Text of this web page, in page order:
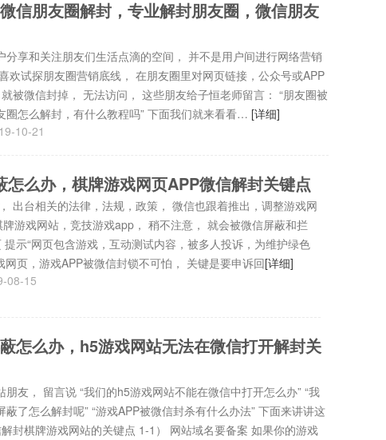
信朋友圈解封，专业解封朋友圈，微信朋友
分享和关注朋友们生活点滴的空间， 并不是用户间进行网络营销
欢试探朋友圈营销底线， 在朋友圈里对网页链接，公众号或APP
被微信封掉， 无法访问， 这些朋友给子恒老师留言： “朋友圈被
圈怎么解封，有什么教程吗” 下面我们就来看看… [详细]
10-21
怎么办，棋牌游戏网页APP微信解封关键点
出台相关的法律，法规，政策， 微信也跟着推出，调整游戏网
游戏网站，竞技游戏app， 稍不注意， 就会被微信屏蔽和拦
示“网页包含游戏，互动测试内容，被多人投诉，为维护绿色
网页，游戏APP被微信封锁不可怕， 关键是要申诉回[详细]
08-15
怎么办，h5游戏网站无法在微信打开解封关
友， 留言说 “我们的h5游戏网站不能在微信中打开怎么办” “我
了怎么解封呢” “游戏APP被微信封杀有什么办法” 下面来讲讲这
封棋牌游戏网站的关键点 1-1） 网站域名要备案 如果你的游戏